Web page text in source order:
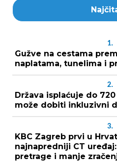
1.
Gužve na cestama
naplatama, tunelima i
2.
Država isplaćuje do
može dobiti inkluzivni
3.
KBC Zagreb prvi u
najnapredniji CT
pretrage i manje